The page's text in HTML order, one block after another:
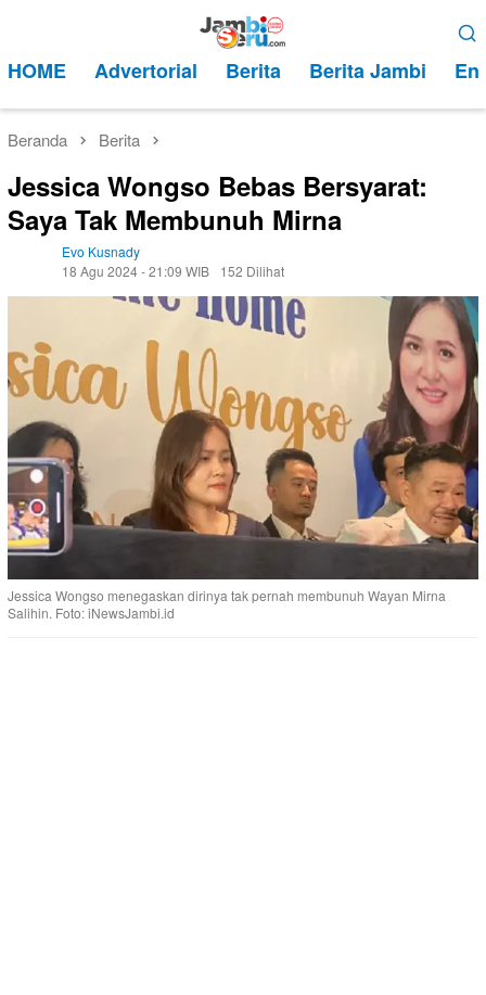
kontenMobile
HOME Advertorial Berita Berita Jambi
Beranda Berita
Jessica Wongso Bebas Bersyarat:
Saya Tak Membunuh Mirna
Evo Kusnady
18 Agu 2024 - 21:09 WIB
152 Dilihat
Jessica Wongso menegaskan dirinya tak pernah membunuh Wayan Mirna
Salihin. Foto: iNewsJambi.id